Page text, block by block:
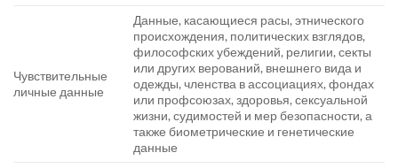
Чувствительные
личные данные
Данные, касающиеся расы, этнического
происхождения, политических взглядов,
философских убеждений, религии, секты
или других верований, внешнего вида и
одежды, членства в ассоциациях, фондах
или профсоюзах, здоровья, сексуальной
жизни, судимостей и мер безопасности, а
также биометрические и генетические
данные